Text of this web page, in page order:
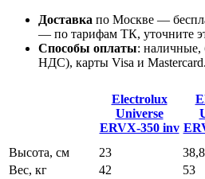
Доставка по Москве —
— по тарифам ТК, уточните
Способы оплаты: наличные,
НДС), карты Visa и Mastercard.
Electrolux
Universe
ERVX-350 inv
Высота, см 23 38,8
Вес, кг
42 53